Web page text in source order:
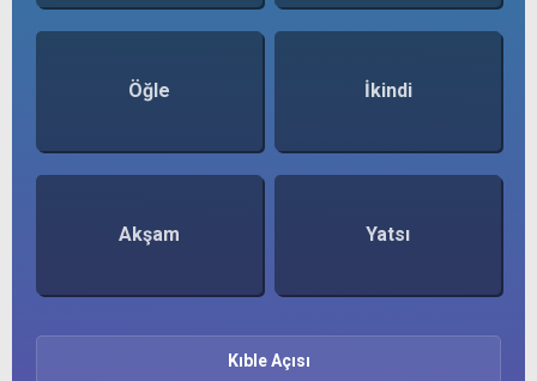
Öğle İkindi
Akşam Yatsı
Kıble Açısı